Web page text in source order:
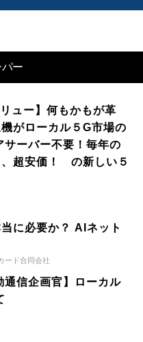
ー
ュー】何もかもが革
がローカル５G市場の
サーバー不要！毎年の
、超安価！ の新しい５
に必要か？ AIネット
ード合同会社
通信企画官】ローカル